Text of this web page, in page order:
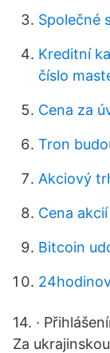
Společné
Kreditní
číslo
Cena za
Tron
Akciový
Cena
Bitcoin
14. ·
Za